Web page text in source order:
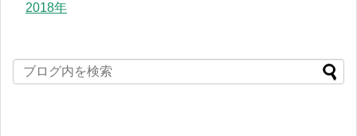
2018年